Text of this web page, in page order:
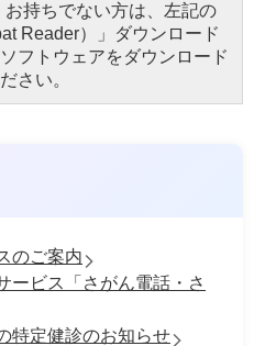
持ちでない方は、左記の
Reader）」ダウンロード
フトウェアをダウンロード
さい。
のご案内
ービス「さがん電話・さ
特定健診のお知らせ